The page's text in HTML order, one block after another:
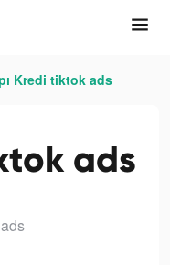
Kredi tiktok ads
ads